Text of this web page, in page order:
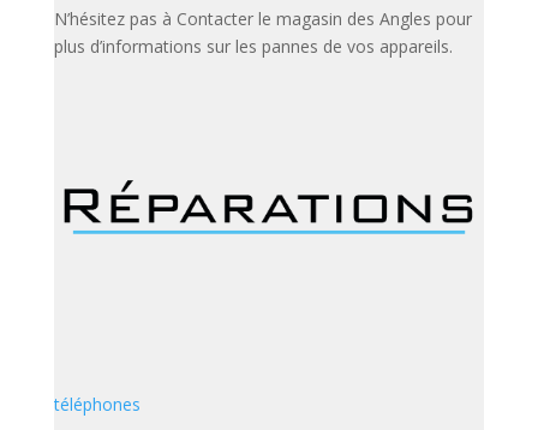
N’hésitez pas à Contacter le magasin des Angles pour
plus d’informations sur les pannes de vos appareils.
téléphones